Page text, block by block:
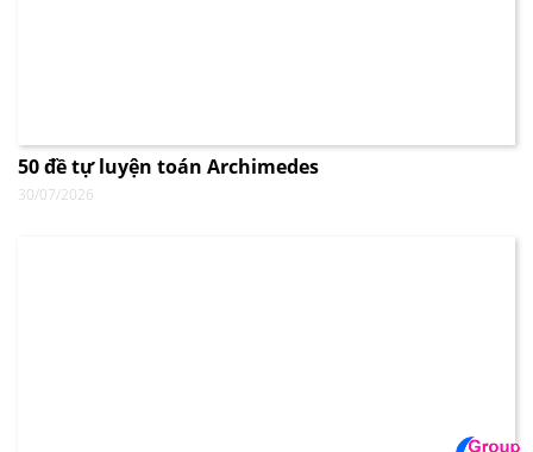
50 đề tự luyện toán Archimedes
30/07/2026